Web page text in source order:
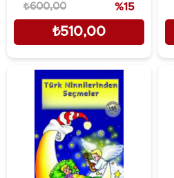
₺510,00
₺600,00 %15